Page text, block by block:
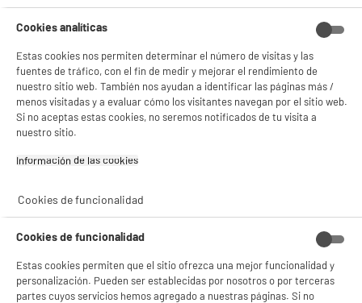
- ofrecer publicidad y comunicaciones personalizadas
- analizar el tráfico en nuestro sitio web Consulta la política de cookies.
Si aceptas, la experiencia será aún mejor. Si no acepta, se utilizarán cookies
estadísticas anónimas basadas en tu navegación. Puedes oponerte a su uso
gestionando sus cookies.
¡Buena visita!
Cookies analíticas
Estas cookies nos permiten determinar el número de visitas y las
fuentes de tráfico, con el fin de medir y mejorar el rendimiento de
nuestro sitio web. También nos ayudan a identificar las páginas más /
menos visitadas y a evaluar cómo los visitantes navegan por el sitio web.
Si no aceptas estas cookies, no seremos notificados de tu visita a
nuestro sitio.
Información de las cookies‎
Cookies de funcionalidad
Cookies de funcionalidad
Estas cookies permiten que el sitio ofrezca una mejor funcionalidad y
personalización. Pueden ser establecidas por nosotros o por terceras
partes cuyos servicios hemos agregado a nuestras páginas. Si no